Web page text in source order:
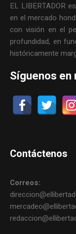
EL LIBERTADOR
en el mercado
con visión en el
profundidad, en
históricamente
Síguenos
Contáctenos
Correos: